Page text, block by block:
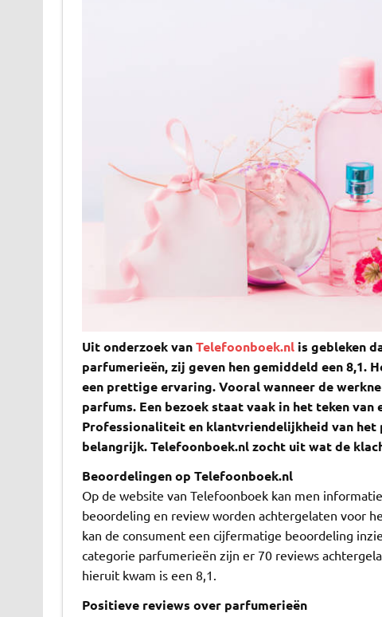
Uit onderzoek vanTelefoonboek.nlis gebleken
parfumerieën, zij geven hen gemiddeld een 8,1.
een prettige ervaring. Vooral wanneer de
parfums. Een bezoek staat vaak in het teken
Professionaliteit en klantvriendelijkheid van het
belangrijk. Telefoonboek.nl zocht uit wat de
Beoordelingen op Telefoonboek.nl
Op de website van Telefoonboek kan men
beoordeling en review worden achtergelaten voor
kan de consument een cijfermatige beoordeling
categorie parfumerieën zijn er 70 reviews
hieruit kwam is een 8,1.
Positieve reviews over parfumerieën